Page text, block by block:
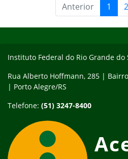
Anterior 1 2
Instituto Federal do Rio Grande do
Rua Alberto Hoffmann, 285 |
| Porto Alegre/RS
Telefone: (51) 3247-8400